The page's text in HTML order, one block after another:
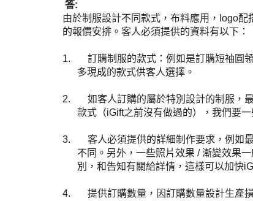
答:
由於制服設計不同款式，布料應用， logo配
的報價安排。客人必須提供的資料有以下：
1. 訂購制服的款式： 例如是訂購短袖圓領
多現成的款式供客人選擇。
2.
如客人訂購的屬於特別設計的制服，
款式（iGift之前沒有做過的），我們要
3. 客人必須提供的詳細制作要求，例如
不同。另外，一些照片效果 / 漸變效果
別，和告知有關給詳情，這樣可以加快
4. 提供訂購數量 ，因訂購數量設計生產